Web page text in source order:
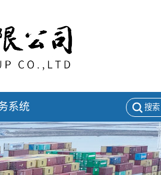
系统